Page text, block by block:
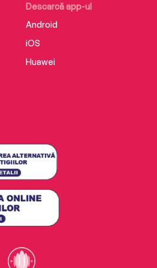
Descarcă app-ul
Android
iOS
Huawei